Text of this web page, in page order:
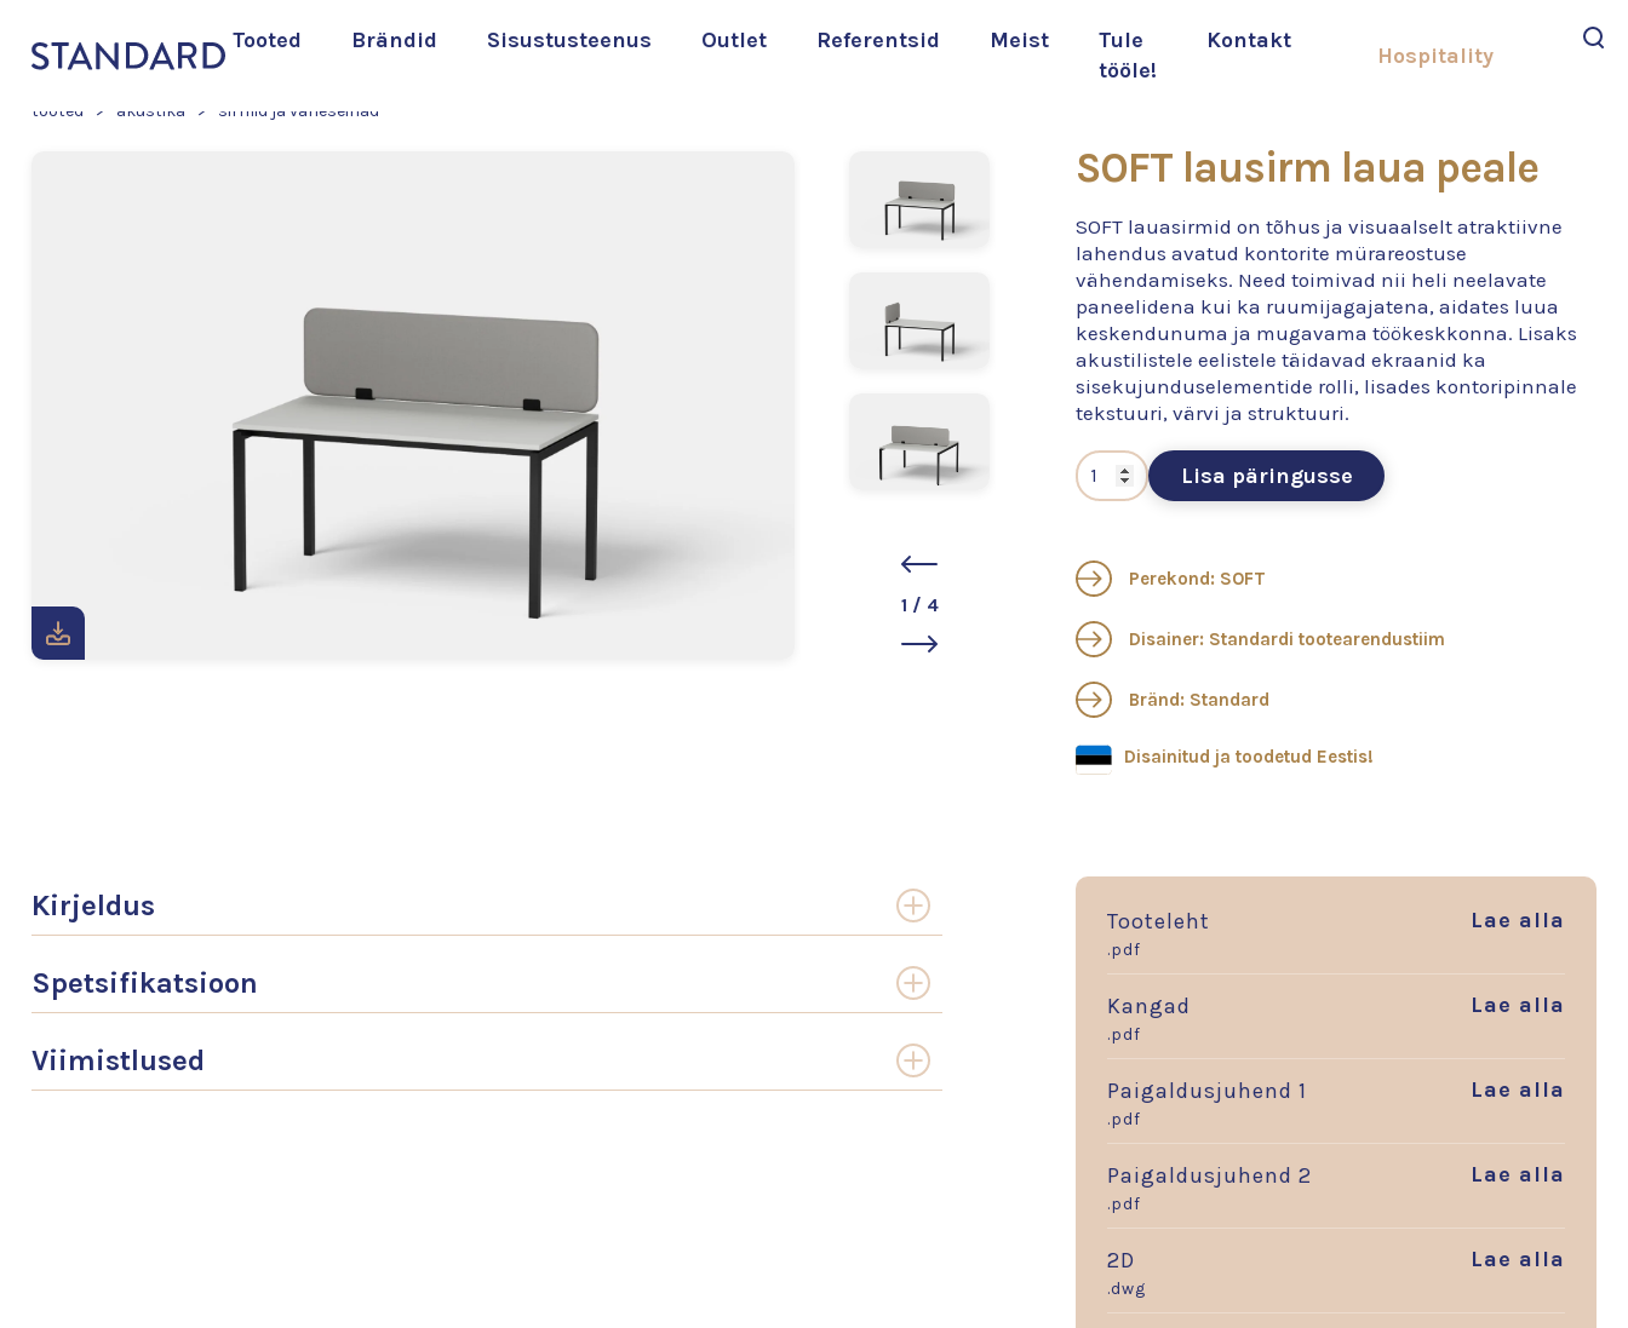
Tooted Brändid Sisustusteenus Outlet Referentsid Meist
Tule
tööle!
Kontakt
Hospitality
tooted > akustika > sirmid ja vaheseinad
1 / 4
SOFT lausirm laua peale
SOFT lauasirmid on tõhus ja visuaalselt atraktiivne
lahendus avatud kontorite mürareostuse
vähendamiseks. Need toimivad nii heli neelavate
paneelidena kui ka ruumijagajatena, aidates luua
keskendunuma ja mugavama töökeskkonna. Lisaks
akustilistele eelistele täidavad ekraanid ka
sisekujunduselementide rolli, lisades kontoripinnale
tekstuuri, värvi ja struktuuri.
Lisa päringusse
Perekond: SOFT
Disainer: Standardi tootearendustiim
Bränd: Standard
Disainitud ja toodetud Eestis!
Kirjeldus
Spetsifikatsioon
Viimistlused
Tooteleht Lae alla
.pdf
Kangad Lae alla
.pdf
Paigaldusjuhend 1 Lae alla
.pdf
Paigaldusjuhend 2 Lae alla
.pdf
2D Lae alla
.dwg